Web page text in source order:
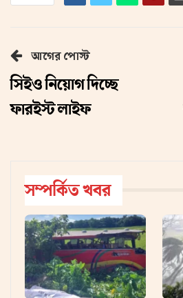
আগের পোস্ট
সিইও নিয়োগ দিচ্ছে
ফারইস্ট লাইফ
সম্পর্কিত খবর